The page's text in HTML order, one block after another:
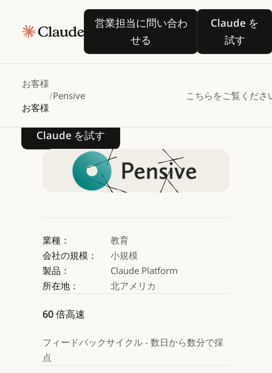
営業担当に問い合わ
せる
営業担当に問い合わせる
Claude を
試す
Claude
お客様
お客様
/Pensive こちらをご覧くださ
PensiveがClaude
で高等教育向けパーソ
AI
ティーチングアシスタ
Claude を試す
Claude を試す
業種：
教育
会社の規模：
小規模
製品：
Claude Platform
所在地：
北アメリカ
60 倍高速
フィードバックサイクル - 数日から数分で採
点